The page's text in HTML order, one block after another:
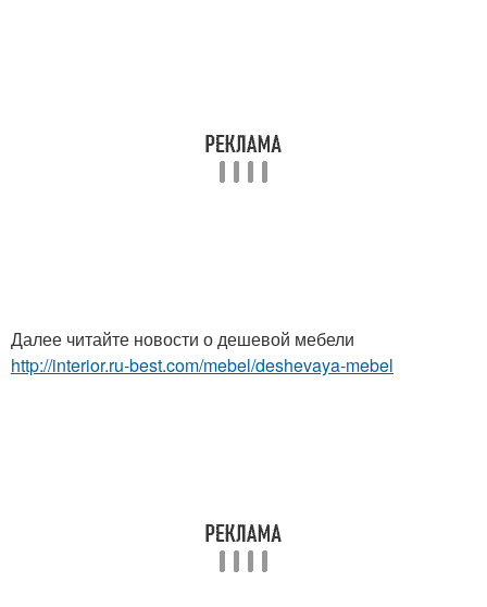
Далее читайте новости о дешевой мебели
http://interior.ru-best.com/mebel/deshevaya-mebel